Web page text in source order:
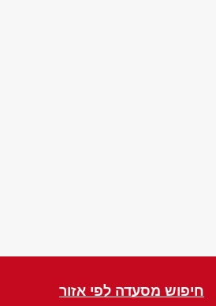
חיפוש מסעדה לפי אזור